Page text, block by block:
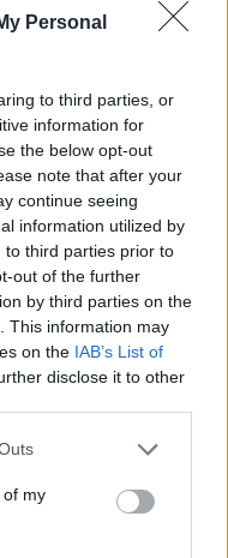
Personal
to third parties, or
information for
the below opt-out
note that after your
continue seeing
information utilized by
to third parties prior to
out of the further
by third parties on the
This information may
on the IAB’s List of
disclose it to other
one or more Google
You may click to
its third-party tags to
in below Google
of my
λάθος να νομίζουμε